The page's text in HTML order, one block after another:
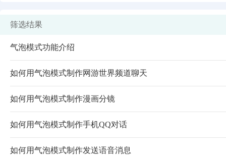
闪艺
筛选结果
气泡模式功能介绍
如何用气泡模式制作网游世界频道聊天
如何用气泡模式制作漫画分镜
如何用气泡模式制作手机QQ对话
如何用气泡模式制作发送语音消息